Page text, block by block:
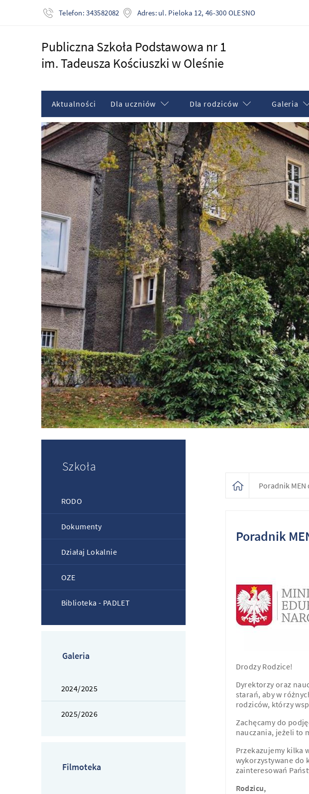
Telefon: 343582082 Adres: ul. Pieloka 12, 46-300 OLESNO
Publiczna Szkoła Podstawowa nr 1
im. Tadeusza Kościuszki w Oleśnie
Aktualności Dla uczniów Dla rodziców Galeria
Szkoła
RODO
Dokumenty
Działaj Lokalnie
OZE
Biblioteka - PADLET
Galeria
2024/2025
2025/2026
Filmoteka
Poradnik MEN
Poradnik
Drodzy Rodzice!
Dyrektorzy oraz
starań, aby w
rodziców, którzy
Zachęcamy do
nauczania, jeżeli to
Przekazujemy kilka
wykorzystywane do
zainteresowań
Rodzicu,